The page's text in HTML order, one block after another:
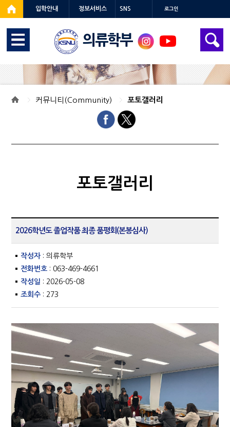
입학안내 정보서비스 SNS 로그인
의류학부
커뮤니티(Community) 포토갤러리
포토갤러리
2026학년도 졸업작품 최종 품평회(본봉심사)
작성자 : 의류학부
전화번호 : 063-469-4661
작성일 : 2026-05-08
조회수 : 273